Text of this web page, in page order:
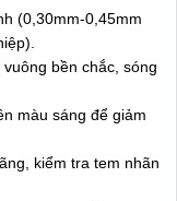
(0,30mm-0,45mm
bền chắc, sóng
màu sáng để giảm
kiểm tra tem nhãn